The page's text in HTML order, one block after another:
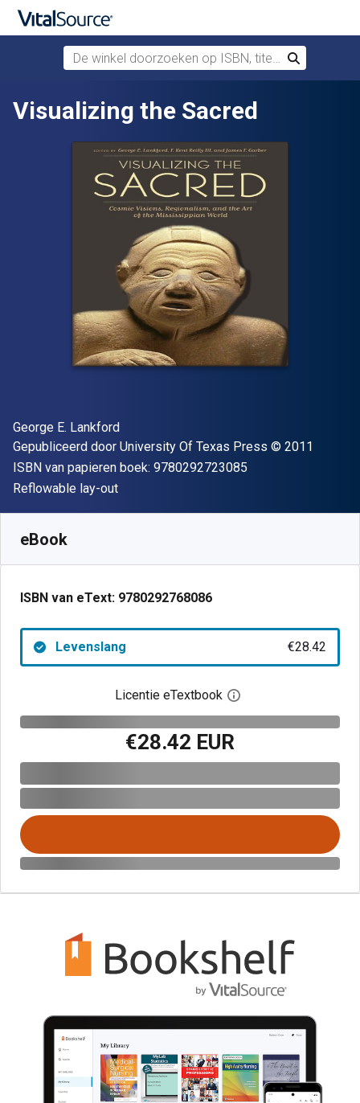
Verdergaan naar belangrijkste inhoud
De winkel doorzoeken op ISBN, titel of auteur
Zoek
Visualizing the Sacred
Auteur(s)
George E. Lankford
Uitgever
Gepubliceerd door University Of Texas Press Copyright
© 2011
ISBN van papieren boek: 9780292723085
Indeling
Reflowable lay-out
eBook
ISBN van eText: 9780292768086
Levenslang €28.42
Licentie eTextbook Open het
€28.42 EUR